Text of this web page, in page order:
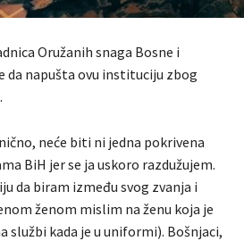
Oružanih snaga Bosne i
da napušta ovu instituciju zbog
neće biti ni jedna pokrivena
BiH jer se ja uskoro razdužujem.
da biram između svog zvanja i
ženom mislim na ženu koja je
službi kada je u uniformi). Bošnjaci,